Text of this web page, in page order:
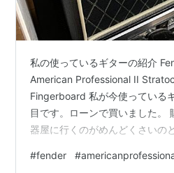
私の使っているギターの紹介
American Professional II
Fingerboard 私が今使っている
目です。ローンで買いました。
器屋に行くのがめんどくさいの
Professionalの後期版なんで間
#fender #